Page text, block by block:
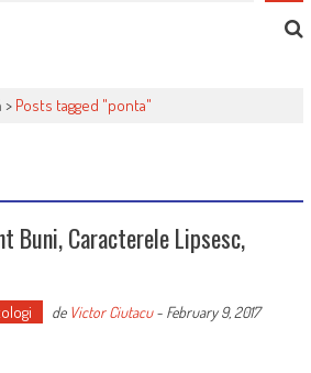
> Posts tagged "ponta"
Buni, Caracterele Lipsesc,
de Victor Ciutacu- February 9, 2017